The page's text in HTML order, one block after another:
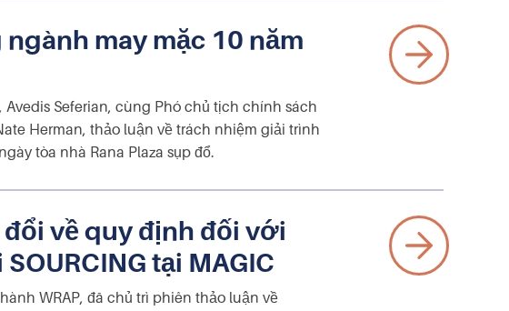
may mặc 10 năm
Seferian, cùng Phó chủ tịch chính sách
Herman, thảo luận về trách nhiệm giải trình
tòa nhà Rana Plaza sụp đổ.
về quy định đối với
tại MAGIC
WRAP, đã chủ trì phiên thảo luận về